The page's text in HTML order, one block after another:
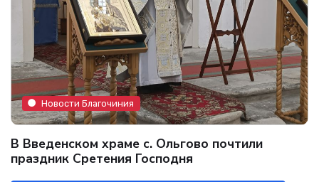
Новости Благочиния
В Введенском храме с. Ольгово почтили
праздник Сретения Господня